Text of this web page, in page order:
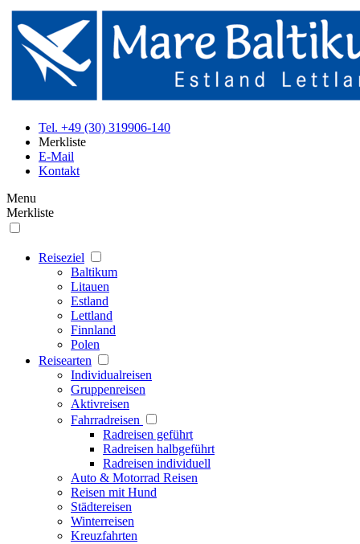
Tel. +49 (30) 319906-140
Merkliste
E-Mail
Kontakt
Menu
Merkliste
Reiseziel
Baltikum
Litauen
Estland
Lettland
Finnland
Polen
Reisearten
Individualreisen
Gruppenreisen
Aktivreisen
Fahrradreisen
Radreisen geführt
Radreisen halbgeführt
Radreisen individuell
Auto & Motorrad Reisen
Reisen mit Hund
Städtereisen
Winterreisen
Kreuzfahrten